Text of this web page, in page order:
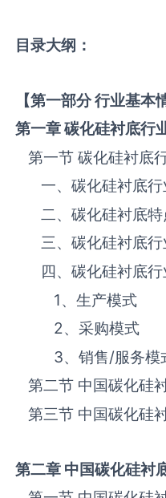
目录大纲：
【第一部分 行业基本
第一章 碳化硅衬底行
第一节 碳化硅衬底‌‌‌
一、碳化硅衬底‌‌‌
二、碳化硅衬底‌‌‌
三、碳化硅衬底‌‌‌
四、碳化硅衬底‌‌‌
1、生产模式
2、采购模式
3、销售/服务模
第二节 中国碳化硅
第三节 中国碳化硅
第二章 中国碳化硅衬